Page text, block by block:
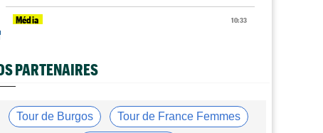
10:33
Média
Tour de France Femmes
Lilan Calmejane : "Ferrand-Prévot raconte des
10:01
Tour de France Femmes
PARTENAIRES
Tour de Burgos Tour de France Femmes